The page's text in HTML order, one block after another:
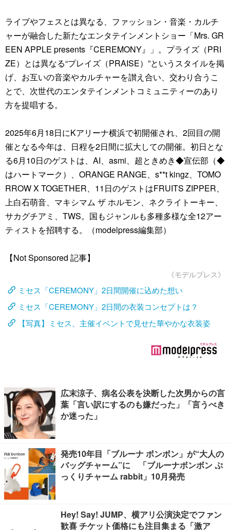
ライブやフェスとは異なる、ファッション・音楽・カルチ
ャーが融合した新たなエンタテインメントショー「Mrs. GR
EEN APPLE presents『CEREMONY』」。プライズ（PRI
ZE）とは異なる“プレイズ（PRAISE）”というスタイルを掲
げ、お互いの音楽やカルチャーを讃え合い、交わり合うこ
とで、次世代のエンタテインメントコミュニティーのあり
方を提唱する。
2025年6月18日にKアリーナ横浜で初開催され、2回目の開
催となる今年は、日程を2日間に拡大しての開催。初日とな
る6月10日のゲストは、AI、asmi、超ときめき◆宣伝部（◆
はハートマーク）、ORANGE RANGE、s**t kingz、TOMO
RROW X TOGETHER、11日のゲストはFRUITS ZIPPER、
上白石萌音、マキシマム ザ ホルモン、ネクライトーキー、
サカグチアミ、TWS。国もジャンルも多種多様な全12アー
ティストを招聘する。（modelpress編集部）
【Not Sponsored 記事】
《モデルプレス》
ミセス「CEREMONY」2日間開催に込めた想い
ミセス「CEREMONY」2日間の衣装コンセプトは？
【写真】ミセス、主催イベントで見せた華やかな衣装姿
広末涼子、病名公表を決断した次男からの言
葉「言い訳にするのも嫌だった」「言うべき
か迷った」
発売10年目「ブルーナ ボンボン」が“大人の
バッグチャーム”に 「ブルーナボンボン ぷ
っくりチャーム rabbit」10月発売
Hey! Say! JUMP、横アリ公演決定でファン
歓喜 チケット価格にも注目集まる「激ア